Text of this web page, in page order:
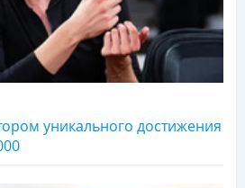
уникального достижения